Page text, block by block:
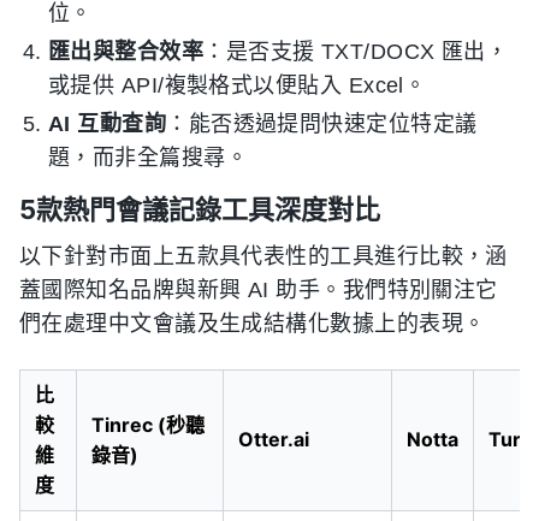
位。
匯出與整合效率 ：是否支援 TXT/DOCX 匯出，
或提供 API/複製格式以便貼入 Excel。
AI 互動查詢 ：能否透過提問快速定位特定議
題，而非全篇搜尋。
5款熱門會議記錄工具深度對比
以下針對市面上五款具代表性的工具進行比較，涵
蓋國際知名品牌與新興 AI 助手。我們特別關注它
們在處理中文會議及生成結構化數據上的表現。
比
較
維
度
Tinrec (秒聽
錄音)
Otter.ai Notta